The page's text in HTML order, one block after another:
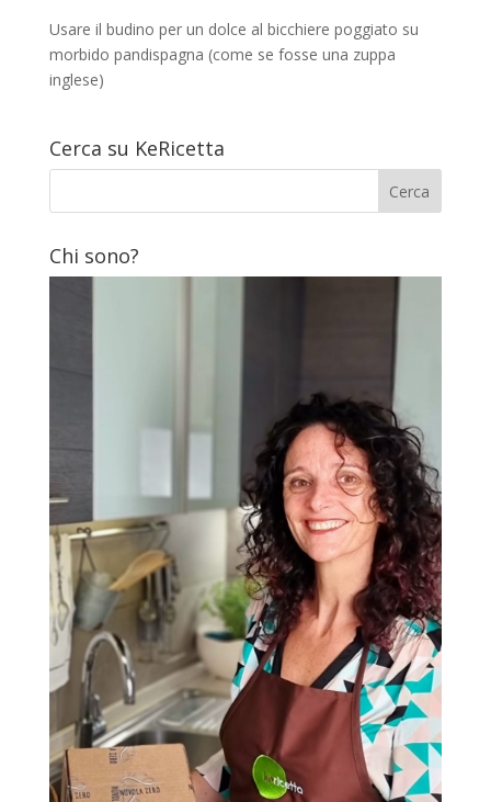
Usare il budino per un dolce al bicchiere poggiato su
morbido pandispagna (come se fosse una zuppa
inglese)
Cerca su KeRicetta
Chi sono?